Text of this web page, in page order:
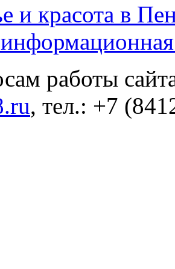
и красота в
работы
, тел.: +7